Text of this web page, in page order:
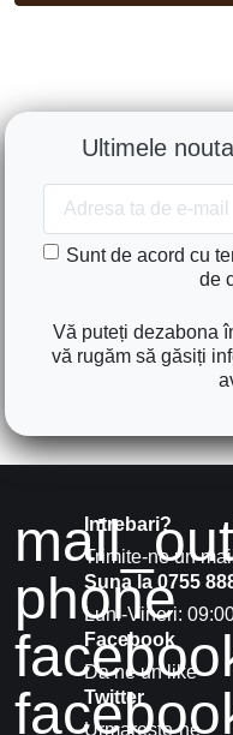
Ultimele
Sunt de acord cu
de
Vă puteți dezabona
vă rugăm să găsiți
Intrebari?
Trimite-ne un mail
phone
Suna la 0755
Luni-Vineri:
Facebook
Da ne un like
Twitter
Urmareste-ne